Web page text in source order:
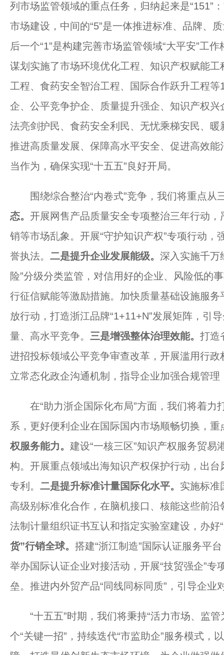
列市场监管领域的重点任务，归纳起来是“151”
市场建设，中间的“5”是一体推进标准、品牌、
后一个“1”是构建完善市场监管领域“大平安”工
谋划实施了市场环境优化工程、知识产权赋能
工程、食药安全智治工程、国际合作跃升工程
企、公平竞争护企、质量提升强企、知识产权
法亮剑护民、食药安全利民、无忧乘梯安民、
推进高质量发展、保障高水平安全、促进高效
当作为，确保实现“十五五”良好开局。
围绕综合整治“内卷式”竞争，我们将重点从
态。 开展网售产品质量安全专项整治三年行动
销等市场乱象。开展“守护知识产权”专项行动
誉执法。 二是提升企业发展能级。 深入实施千万
险”分级分类监管，对信用好的企业、风险低的
行征信赋能等激励措施。加快质量基础设施服
放行动，打造浙江品牌“1+11+N”发展矩阵，引
量、高水平竞争。 三是增强整体治理效能。 打造
进招投标领域公平竞争审查改革，开展滥用行
立常态化政企沟通机制，指导企业加强合规管
在“助力浙企国际化布局”方面，我们将着力
系，更好便利企业在国际国内市场顺畅切换，重
权服务能力。 建设“一核三区”知识产权服务贸
构。开展重点领域出海知识产权保护行动，出
专利。 二是提升标准计量国际化水平。 实施标准
高级别标准化合作，在脑机接口、核能这些前
法制计量组织证书互认和指定实验室建设，办好
货”行销全球。 搭建“浙江制造”国际认证服务平
举办国际认证企业对接活动，开展“技贸强企”
垒。推进内外贸产品“同线同标同质”，引导企
“十五五”时期，我们将秉持“活力市场、监管
个“关键一招”，持续迭代“市监助企”服务模式，